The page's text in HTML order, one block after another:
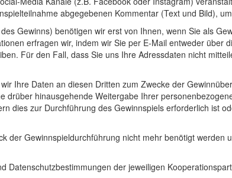
abgegebenen Kommentar (Text und Bild),
Gewinns) benötigen wir erst von Ihnen, wenn Sie als
erfragen wir, indem wir Sie per E-Mail entweder über
Für den Fall, dass Sie uns Ihre Adressdaten nicht
Ihre Daten an diesen Dritten zum Zwecke der
drüber hinausgehende Weitergabe Ihrer
dies zur Durchführung des Gewinnspiels erforderlich ist
der Gewinnspieldurchführung nicht mehr benötigt werden
Datenschutzbestimmungen der jeweiligen